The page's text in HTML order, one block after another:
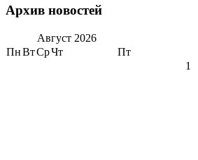
Архив новостей
Август 2026
ПнВтСрЧт Пт
1